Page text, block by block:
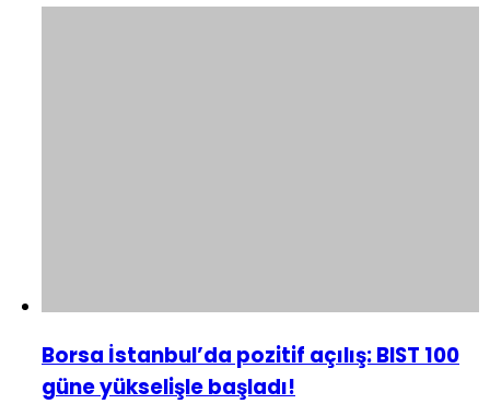
Borsa İstanbul’da pozitif açılış: BIST 100
güne yükselişle başladı!